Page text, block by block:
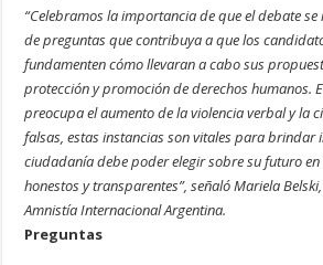
“Celebramos la importancia de que el debate
de preguntas que contribuya a que los
fundamenten cómo llevaran a cabo sus
protección y promoción de derechos humanos.
preocupa el aumento de la violencia verbal y la
falsas, estas instancias son vitales para brindar
ciudadanía debe poder elegir sobre su futuro
honestos y transparentes”, señaló Mariela
Amnistía Internacional Argentina.
Preguntas